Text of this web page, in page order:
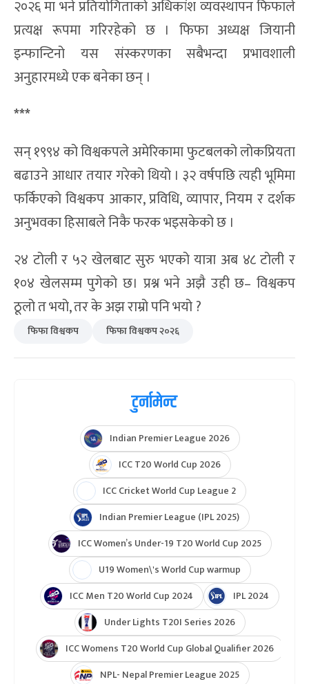
१९९४ विश्वकपबाट खेलाडीको नाम जर्सीमा राख्न थालिएको
थियो, जुन अहिले विश्व फुटबलको सामान्य अभ्यास बनेको छ
।
सम्हाल्ने गर्थ्यो । अमेरिकाको विश्वकप आयोजना समितिको
नेतृत्व अमेरिकी फुटबल महासंघका तत्कालीन अध्यक्ष एलन
रोथेनबर्गले गरेका थिए ।
प्रत्यक्ष रूपमा गरिरहेको छ । फिफा अध्यक्ष जियानी
इन्फान्टिनो यस संस्करणका सबैभन्दा प्रभावशाली
अनुहारमध्ये एक बनेका छन् ।
सन् १९९४ को विश्वकपले अमेरिकामा फुटबलको लोकप्रियता
बढाउने आधार तयार गरेको थियो । ३२ वर्षपछि त्यही भूमिमा
फर्किएको विश्वकप आकार, प्रविधि, व्यापार, नियम र दर्शक
अनुभवका हिसाबले निकै फरक भइसकेको छ ।
२४ टोली र ५२ खेलबाट सुरु भएको यात्रा अब ४८ टोली र
१०४ खेलसम्म पुगेको छ। प्रश्न भने अझै उही छ– विश्वकप
ठूलो त भयो, तर के अझ राम्रो पनि भयो ?
फिफा विश्वकप फिफा विश्वकप २०२६
टुर्नामेन्ट
Indian Premier League 2026